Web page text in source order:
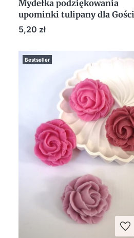
Mydełka podziękowania
upominki tulipany dla Gości
prezent bukiet tulipanów
Cena
5,20 zł
Bestseller